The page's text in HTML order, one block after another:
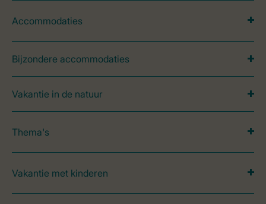
Accommodaties
Bijzondere accommodaties
Vakantie in de natuur
Thema's
Vakantie met kinderen